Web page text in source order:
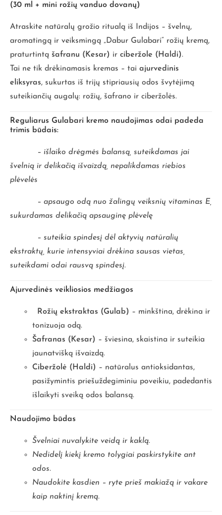
(30 ml + mini rožių vanduo dovanų)
Atraskite natūralų grožio ritualą iš Indijos – švelnų,
aromatingą ir veiksmingą „Dabur Gulabari“ rožių kremą,
praturtintą šafranu (Kesar) ir ciberžole (Haldi).
Tai ne tik drėkinamasis kremas – tai ajurvedinis
eliksyras, sukurtas iš trijų stipriausių odos švytėjimą
suteikiančių augalų: rožių, šafrano ir ciberžolės.
Reguliarus Gulabari kremo naudojimas odai padeda
trimis būdais:
– išlaiko drėgmės balansą, suteikdamas jai
švelnią ir delikačią išvaizdą, nepalikdamas riebios
plėvelės
– apsaugo odą nuo žalingų veiksnių vitaminas E,
sukurdamas delikačią apsauginę plėvelę
– suteikia spindesį dėl aktyvių natūralių
ekstraktų, kurie intensyviai drėkina sausas vietas,
suteikdami odai rausvą spindesį.
Ajurvedinės veikliosios medžiagos
Rožių ekstraktas (Gulab) – minkština, drėkina ir
tonizuoja odą.
Šafranas (Kesar) – šviesina, skaistina ir suteikia
jaunatvišką išvaizdą.
Ciberžolė (Haldi) – natūralus antioksidantas,
pasižymintis priešuždegiminiu poveikiu, padedantis
išlaikyti sveiką odos balansą.
Naudojimo būdas
Švelniai nuvalykite veidą ir kaklą.
Nedidelį kiekį kremo tolygiai paskirstykite ant
odos.
Naudokite kasdien – ryte prieš makiažą ir vakare
kaip naktinį kremą.